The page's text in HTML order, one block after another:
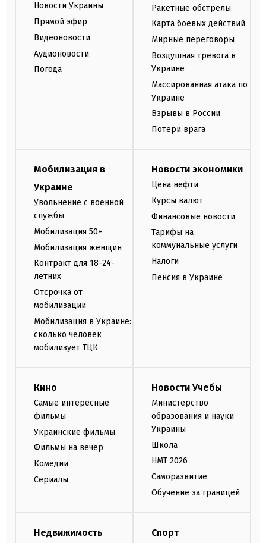
Новости Украины
Прямой эфир
Видеоновости
Аудионовости
Погода
Ракетные обстрелы
Карта боевых действий
Мирные переговоры
Воздушная тревога в
Украине
Массированная атака по
Украине
Взрывы в России
Потери врага
Мобилизация в
Украине
Увольнение с военной
службы
Мобилизация 50+
Мобилизация женщин
Контракт для 18-24-
летних
Отсрочка от
мобилизации
Мобилизация в Украине:
сколько человек
мобилизует ТЦК
Новости экономики
Цена нефти
Курсы валют
Финансовые новости
Тарифы на
коммунальные услуги
Налоги
Пенсия в Украине
Кино
Самые интересные
фильмы
Украинские фильмы
Фильмы на вечер
Комедии
Сериалы
Новости Учебы
Министерство
образования и науки
Украины
Школа
НМТ 2026
Саморазвитие
Обучение за границей
Недвижимость Спорт